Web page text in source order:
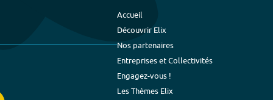
Accueil
Découvrir Elix
Nos partenaires
Entreprises et Collectivités
Engagez-vous !
Les Thèmes Elix